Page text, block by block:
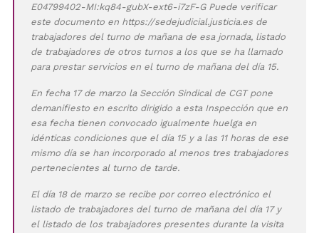
E04799402-MI:kq84-gubX-ext6-i7zF-G Puede verificar
este documento en https://sedejudicial.justicia.es de
trabajadores del turno de mañana de esa jornada, listado
de trabajadores de otros turnos a los que se ha llamado
para prestar servicios en el turno de mañana del día 15.
En fecha 17 de marzo la Sección Sindical de CGT pone
demanifiesto en escrito dirigido a esta Inspección que en
esa fecha tienen convocado igualmente huelga en
idénticas condiciones que el día 15 y a las 11 horas de ese
mismo día se han incorporado al menos tres trabajadores
pertenecientes al turno de tarde.
El día 18 de marzo se recibe por correo electrónico el
listado de trabajadores del turno de mañana del día 17 y
el listado de los trabajadores presentes durante la visita